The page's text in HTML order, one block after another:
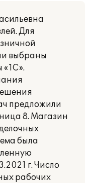
Для
выбраны
предложили
8. Магазин
была
г. Число
рабочих